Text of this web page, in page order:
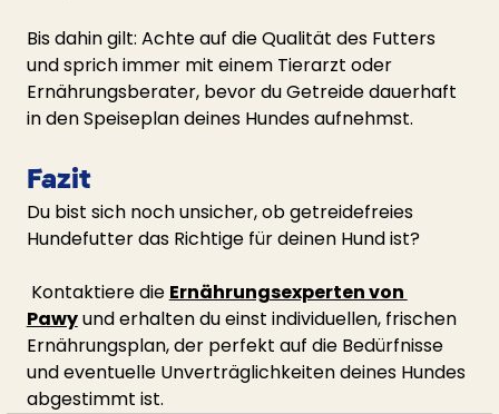
Bis dahin gilt: Achte auf die Qualität des Futters
und sprich immer mit einem Tierarzt oder
Ernährungsberater, bevor du Getreide dauerhaft
in den Speiseplan deines Hundes aufnehmst.
Fazit
Du bist sich noch unsicher, ob getreidefreies
Hundefutter das Richtige für deinen Hund ist?
Kontaktiere die Ernährungsexperten von
Pawy und erhalten du einst individuellen, frischen
Ernährungsplan, der perfekt auf die Bedürfnisse
und eventuelle Unverträglichkeiten deines Hundes
abgestimmt ist.